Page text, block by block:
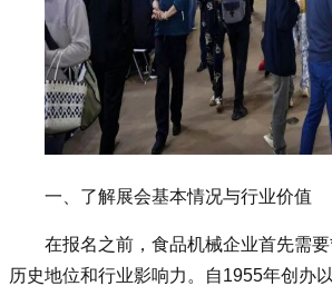
一、了解展会基本情况与行业价值
在报名之前，食品机械企业首先需
历史地位和行业影响力。自1955年创办